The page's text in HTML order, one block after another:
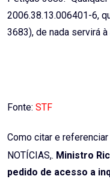
2006.38.13.006401-6,
3683), de nada servirá
Fonte: STF
Como citar e
NOTÍCIAS,. Ministro
pedido de acesso a